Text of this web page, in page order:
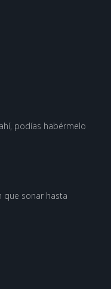
podías habérmelo
que sonar hasta